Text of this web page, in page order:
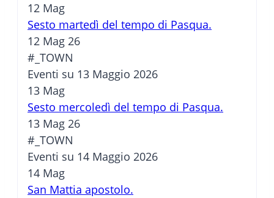
12 Mag
Sesto martedì del tempo di Pasqua.
12 Mag 26
#_TOWN
Eventi su 13 Maggio 2026
13 Mag
Sesto mercoledì del tempo di Pasqua.
13 Mag 26
#_TOWN
Eventi su 14 Maggio 2026
14 Mag
San Mattia apostolo.